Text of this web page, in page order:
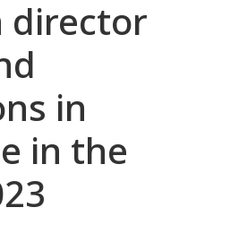
director
in
in the